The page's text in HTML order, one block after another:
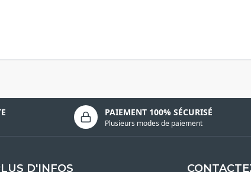
PAIEMENT 100% SÉCURISÉ
Plusieurs modes de paiement
D'INFOS